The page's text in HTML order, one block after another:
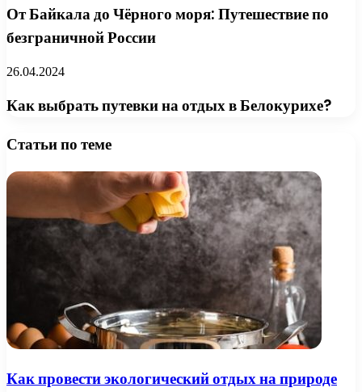
От Байкала до Чёрного моря: Путешествие по
безграничной России
26.04.2024
Как выбрать путевки на отдых в Белокурихе?
Статьи по теме
Как провести экологический отдых на природе